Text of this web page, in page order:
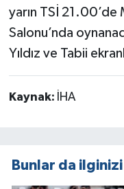
yarın TSİ
Salonu’nda
Yıldız ve Tabii
Kaynak: İHA
Bunlar da